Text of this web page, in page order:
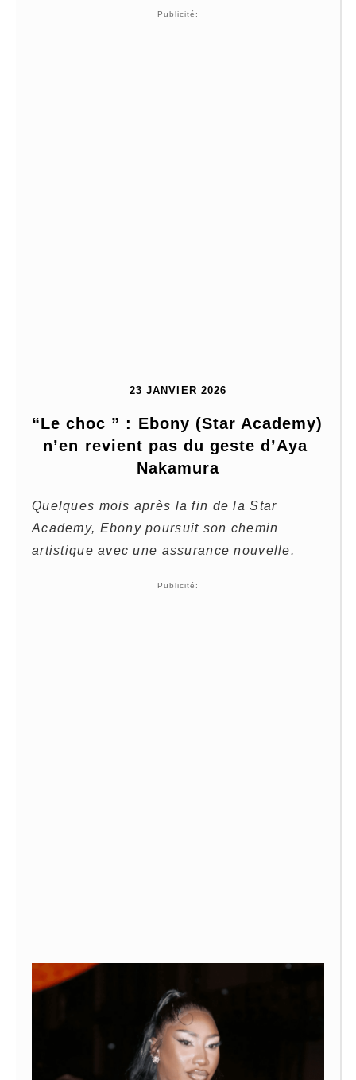
Publicité:
23 JANVIER 2026
“Le choc ” : Ebony (Star Academy)
n’en revient pas du geste d’Aya
Nakamura
Quelques mois après la fin de la Star
Academy, Ebony poursuit son chemin
artistique avec une assurance nouvelle.
Publicité: